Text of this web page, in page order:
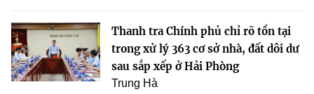
Thanh tra Chính phủ chỉ rõ tồn tại
trong xử lý 363 cơ sở nhà, đất dôi dư
sau sắp xếp ở Hải Phòng
Trung Hà